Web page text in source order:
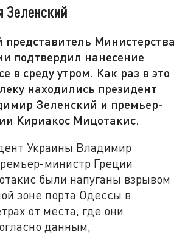
Зеленский
Министерства
подтвердил нанесение
в среду утром. Как раз в это
находились президент
Зеленский и премьер-
Кириакос Мицотакис.
Украины Владимир
министр Греции
были напуганы взрывом
зоне порта Одессы в
от места, где они
данным,